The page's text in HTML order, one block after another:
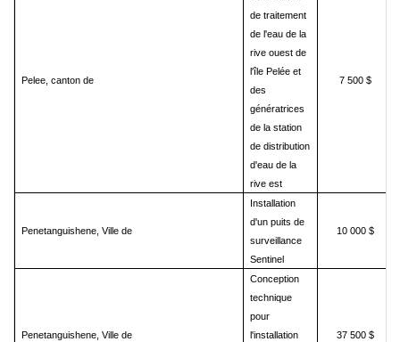
Pelee, canton de
de traitement
de l'eau de la
rive ouest de
l'île Pelée et
des
génératrices
de la station
de distribution
d'eau de la
rive est
7 500 $
Penetanguishene, Ville de
Installation
d'un puits de
surveillance
Sentinel
10 000 $
Penetanguishene, Ville de
Conception
technique
pour
l'installation
37 500 $